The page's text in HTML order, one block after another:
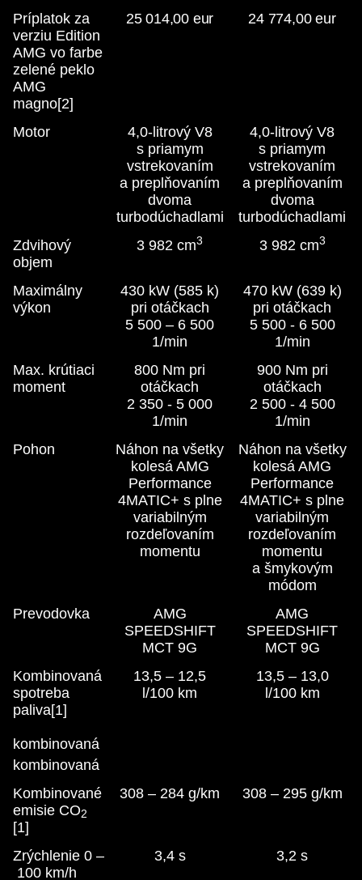
Príplatok za
verziu Edition
AMG vo farbe
zelené peklo
AMG
magno[2]
25 014,00 eur 24 774,00 eur
Motor
4,0-litrový V8
s priamym
vstrekovaním
a preplňovaním
dvoma
turbodúchadlami
4,0-litrový V8
s priamym
vstrekovaním
a preplňovaním
dvoma
turbodúchadlami
Zdvihový
objem
3 982 cm3 3 982 cm3
Maximálny
výkon
430 kW (585 k)
pri otáčkach
5 500 – 6 500
1/min
470 kW (639 k)
pri otáčkach
5 500 - 6 500
1/min
Max. krútiaci
moment
800 Nm pri
otáčkach
2 350 - 5 000
1/min
900 Nm pri
otáčkach
2 500 - 4 500
1/min
Pohon
Náhon na všetky
kolesá AMG
Performance
4MATIC+ s plne
variabilným
rozdeľovaním
momentu
Náhon na všetky
kolesá AMG
Performance
4MATIC+ s plne
variabilným
rozdeľovaním
momentu
a šmykovým
módom
Prevodovka
AMG
SPEEDSHIFT
MCT 9G
AMG
SPEEDSHIFT
MCT 9G
Kombinovaná
spotreba
paliva[1]
kombinovaná
kombinovaná
13,5 – 12,5
l/100 km
13,5 – 13,0
l/100 km
Kombinované
emisie CO2
[1]
308 – 284 g/km 308 – 295 g/km
Zrýchlenie 0 –
100 km/h
3,4 s 3,2 s